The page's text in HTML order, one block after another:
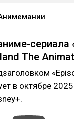
сериала
The
в октябре